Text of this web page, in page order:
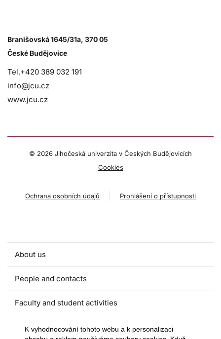
Branišovská 1645/31a, 370 05
České Budějovice
Tel.+420 389 032 191
info@jcu.cz
www.jcu.cz
© 2026 Jihočeská univerzita v Českých Budějovicích
Cookies
Ochrana osobních údajů Prohlášení o přístupnosti
About us
People and contacts
Faculty and student activities
Projects and strategic partnerships
K vyhodnocování tohoto webu a k personalizaci